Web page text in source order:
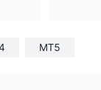
MT5